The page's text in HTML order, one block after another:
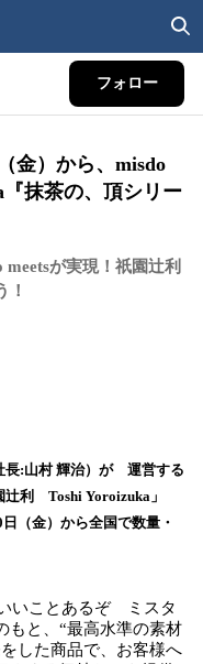
フォロー
金）から、misdo
『抹茶の、頂シリー
が実現！祇園辻利
！
長:山村 輝治）が゙運営する
辻利 Toshi Yoroizuka」
（金）から全国で数量・
いことあるぞ ミスタ
もと、“最高水準の素材
した商品で、お客様へ